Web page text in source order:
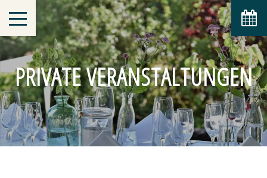
PRIVATE VERANSTALTUNGEN